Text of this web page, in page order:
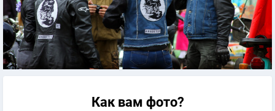
Как вам фото?